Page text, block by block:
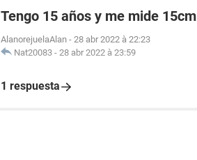
Tengo 15 años y me mide 15cm
AlanorejuelaAlan - 28 abr 2022 à 22:23
Nat20083 - 28 abr 2022 à 23:59
1 respuesta